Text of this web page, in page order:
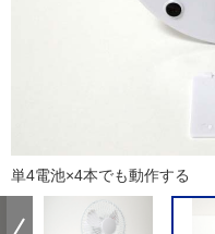
単4電池×4本でも動作する